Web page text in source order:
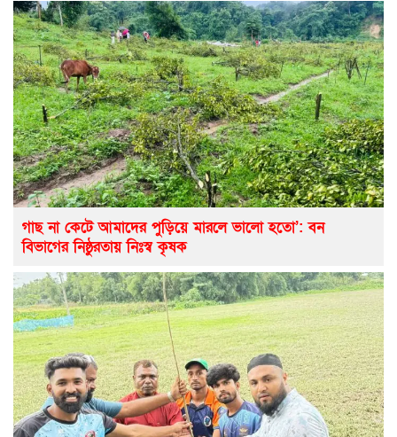
গাছ না কেটে আমাদের পুড়িয়ে মারলে ভালো হতো’: বন
বিভাগের নিষ্ঠুরতায় নিঃস্ব কৃষক